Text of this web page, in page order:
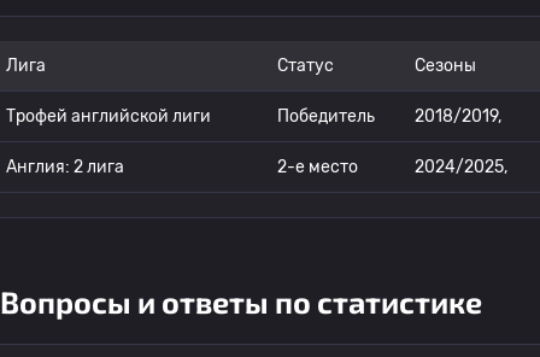
Лига Статус Сезоны
Трофей английской лиги Победитель 2018/2019,
Англия: 2 лига 2-е место 2024/2025,
Вопросы и ответы по статистике